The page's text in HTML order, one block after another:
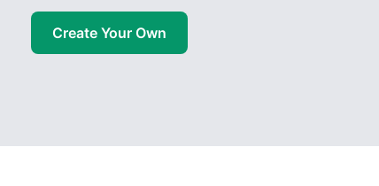
Create Your Own